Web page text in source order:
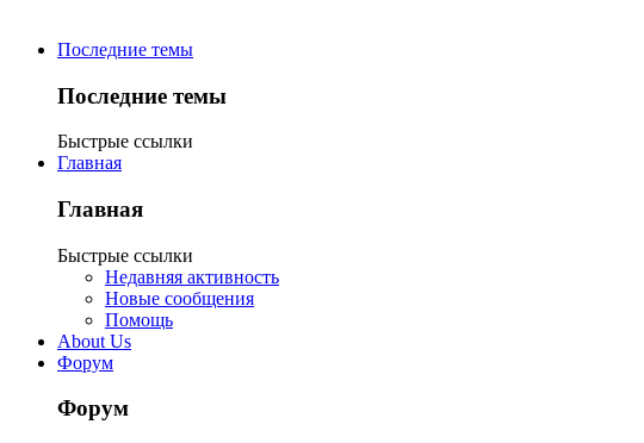
Последние темы
Последние темы
Быстрые ссылки
Главная
Главная
Быстрые ссылки
Недавняя активность
Новые сообщения
Помощь
About Us
Форум
Форум